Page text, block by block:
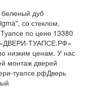
беленый дуб
со стеклом,
по цене 13380
«ДВЕРИ-ТУАПСЕ.РФ»
низким ценам. У нас
монтаж дверей
туапсе.рфДверь